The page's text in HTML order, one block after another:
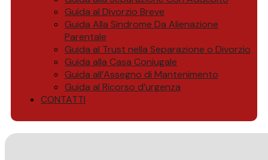
Guida al Divorzio Breve
Guida Alla Sindrome Da Alienazione
Parentale
Guida al Trust nella Separazione o Divorzio
Guida alla Casa Coniugale
Guida all’Assegno di Mantenimento
Guida al Ricorso d’urgenza
CONTATTI